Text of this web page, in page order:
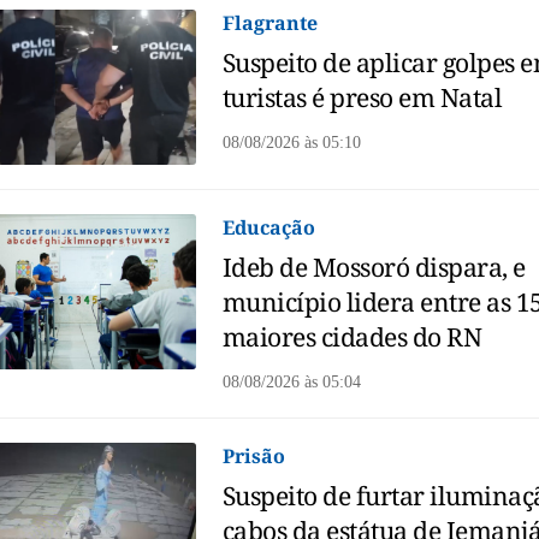
Flagrante
Suspeito de aplicar golpes
turistas é preso em Natal
08/08/2026 às05:10
Educação
Ideb de Mossoró dispara, e
município lidera entre as
maiores cidades do RN
08/08/2026 às05:04
Prisão
Suspeito de furtar
cabos da estátua de